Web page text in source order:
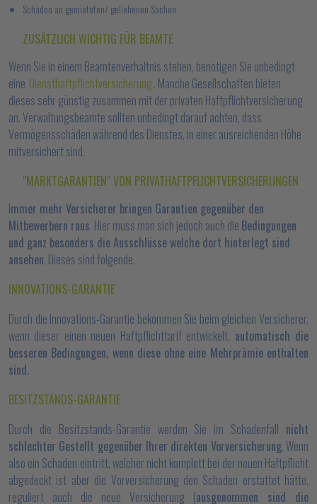
Schäden an gemieteten/ geliehenen Sachen
ZUSÄTZLICH WICHTIG FÜR BEAMTE
Wenn Sie in einem Beamtenverhältnis stehen, benötigen Sie unbedingt
eine Diensthaftpflichtversicherung. Manche Gesellschaften bieten
dieses sehr günstig zusammen mit der privaten Haftpflichtversicherung
an. Verwaltungsbeamte sollten unbedingt darauf achten, dass
Vermögensschäden während des Dienstes, in einer ausreichenden Höhe
mitversichert sind.
"MARKTGARANTIEN" VON PRIVATHAFTPFLICHTVERSICHERUNGEN
Immer mehr Versicherer bringen Garantien gegenüber den
Mitbewerbern raus. Hier muss man sich jedoch auch die Bedingungen
und ganz besonders die Ausschlüsse welche dort hinterlegt sind
ansehen. Dieses sind folgende.
INNOVATIONS-GARANTIE
Durch die Innovations-Garantie bekommen Sie beim gleichen Versicherer,
wenn dieser einen neuen Haftpflichttarif entwickelt, automatisch die
besseren Bedingungen, wenn diese ohne eine Mehrprämie enthalten
sind.
BESITZSTANDS-GARANTIE
Durch die Besitzstands-Garantie werden Sie im Schadenfall nicht
schlechter Gestellt gegenüber Ihrer direkten Vorversicherung. Wenn
also ein Schaden eintritt, welcher nicht komplett bei der neuen Haftpflicht
abgedeckt ist aber die Vorversicherung den Schaden erstattet hätte,
reguliert auch die neue Versicherung (ausgenommen sind die